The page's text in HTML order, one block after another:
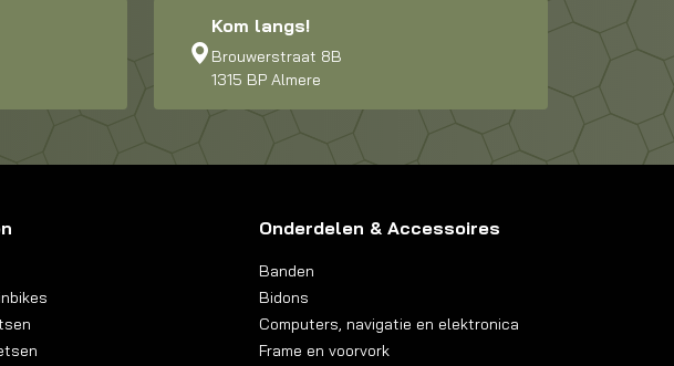
Kom langs!
Brouwerstraat 8B
1315 BP Almere
Onderdelen & Accessoires
Banden
Bidons
Computers, navigatie en elektronica
Frame en voorvork